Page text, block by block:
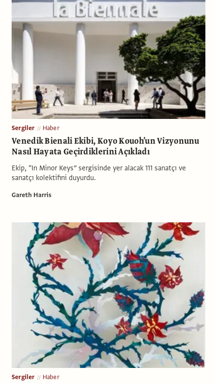
Sergiler Haber
Venedik Bienali Ekibi, Koyo Kouoh’un Vizyonunu
Nasıl Hayata Geçirdiklerini Açıkladı
Ekip, “In Minor Keys” sergisinde yer alacak 111 sanatçı ve
sanatçı kolektifini duyurdu.
Gareth Harris
Sergiler Haber